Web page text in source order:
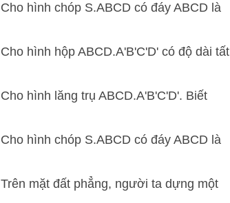
Cho hình chóp S.ABCD có đáy ABCD là
Cho hình hộp ABCD.A'B'C'D' có độ dài tất
Cho hình lăng trụ ABCD.A'B'C'D'. Biết
Cho hình chóp S.ABCD có đáy ABCD là
Trên mặt đất phẳng, người ta dựng một